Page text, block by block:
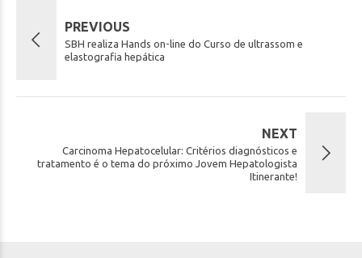
PREVIOUS
SBH realiza Hands on-line do Curso de ultrassom e
elastografia hepática
NEXT
Carcinoma Hepatocelular: Critérios diagnósticos e
tratamento é o tema do próximo Jovem Hepatologista
Itinerante!